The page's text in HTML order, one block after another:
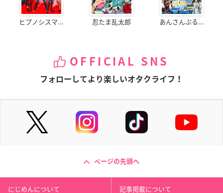
ヒプノシスマ... 忍たま乱太郎 あんさんぶる...
OFFICIAL SNS
フォローしてより楽しいオタクライフ！
ページの先頭へ
にじめんについて 記事掲載について